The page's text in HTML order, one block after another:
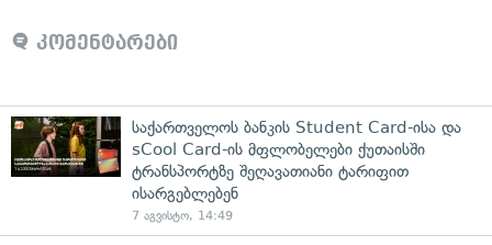
კომენტარები
საქართველოს ბანკის Student Card-ისა და
sCool Card-ის მფლობელები ქუთაისში
ტრანსპორტზე შეღავათიანი ტარიფით
ისარგებლებენ
7 აგვისტო, 14:49